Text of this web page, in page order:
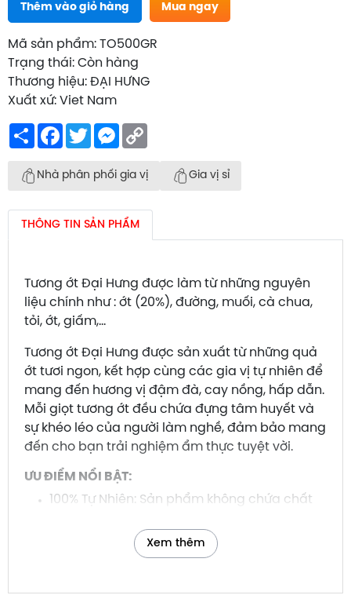
Thêm vào giỏ hàng Mua ngay
Mã sản phẩm: TO500GR
Trạng thái: Còn hàng
Thương hiệu: ĐẠI HƯNG
Xuất xứ: Viet Nam
Share Facebook
TwitterMessenger
Nhà phân phối gia vị Gia vị sỉ
THÔNG TIN SẢN PHẨM
Tương ớt Đại Hưng được làm từ những nguyên
liệu chính như : ớt (20%), đường, muối, cà chua,
tỏi, ớt, giấm,...
Tương ớt Đại Hưng được sản xuất từ những quả
ớt tươi ngon, kết hợp cùng các gia vị tự nhiên để
mang đến hương vị đậm đà, cay nồng, hấp dẫn.
Mỗi giọt tương ớt đều chứa đựng tâm huyết và
sự khéo léo của người làm nghề, đảm bảo mang
đến cho bạn trải nghiệm ẩm thực tuyệt vời.
ƯU ĐIỂM NỔI BẬT:
100% Tự Nhiên: Sản phẩm không chứa chất
bảo an toàn cho sức khỏe.
Xem thêm